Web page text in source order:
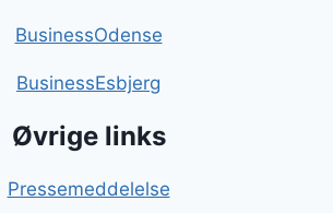
BusinessOdense
BusinessEsbjerg
Øvrige links
Pressemeddelelse